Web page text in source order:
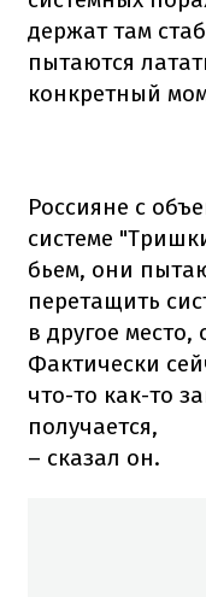
держат там
пытаются
конкретный
Россияне с
системе
бьем, они
перетащить
в другое место,
Фактически
что-то как-то
получается,
– сказал он.